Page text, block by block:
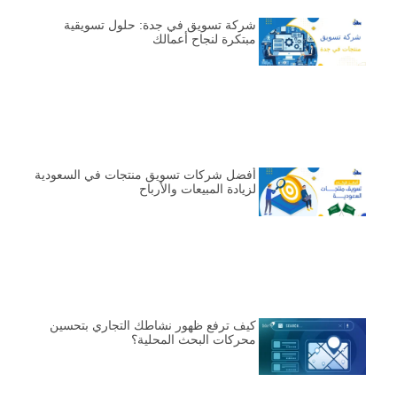
شركة تسويق في جدة: حلول تسويقية
مبتكرة لنجاح أعمالك
أفضل شركات تسويق منتجات في السعودية
لزيادة المبيعات والأرباح
كيف ترفع ظهور نشاطك التجاري بتحسين
محركات البحث المحلية؟